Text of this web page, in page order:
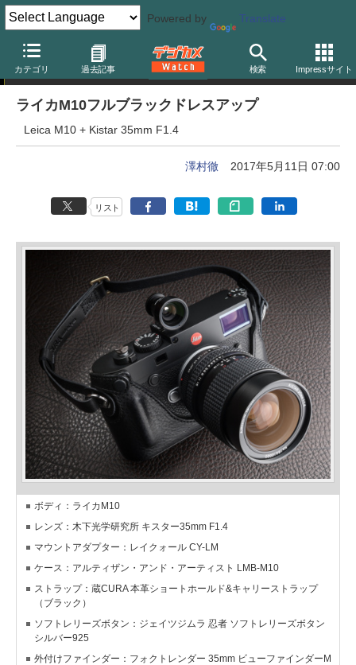
Powered by Translate
カテゴリ 過去記事 検索 Impressサイト
デジカメドレスアップ主義
ライカM10フルブラックドレスアップ
Leica M10 + Kistar 35mm F1.4
澤村徹 2017年5月11日 07:00
リスト
ボディ：ライカM10
レンズ：木下光学研究所 キスター35mm F1.4
マウントアダプター：レイクォール CY-LM
ケース：アルティザン・アンド・アーティスト LMB-M10
ストラップ：蔵CURA 本革ショートホールド&キャリーストラップ
（ブラック）
ソフトレリーズボタン：ジェイツジムラ 忍者 ソフトレリーズボタン
シルバー925
外付けファインダー：フォクトレンダー 35mm ビューファインダーM